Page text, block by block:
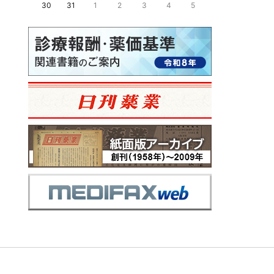
30
31 1 2 3 4 5